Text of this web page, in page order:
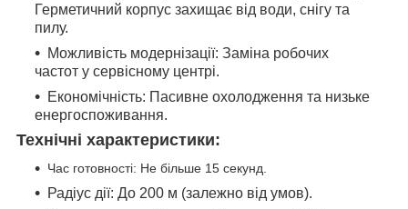
Герметичний корпус захищає від води, снігу та
пилу.
Можливість модернізації: Заміна робочих
частот у сервісному центрі.
Економічність: Пасивне охолодження та низьке
енергоспоживання.
Технічні характеристики:
Час готовності: Не більше 15 секунд.
Радіус дії: До 200 м (залежно від умов).